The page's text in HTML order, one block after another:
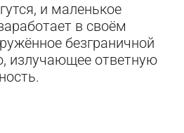
и маленькое
в своём
безграничной
излучающее ответную